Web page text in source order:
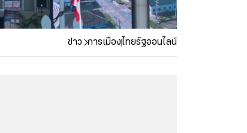
ข่าว การเมืองไทยรัฐออนไลน์